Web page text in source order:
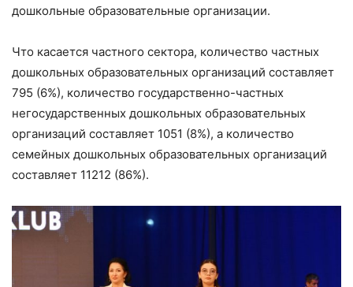
дошкольные образовательные организации.
Что касается частного сектора, количество частных
дошкольных образовательных организаций составляет
795 (6%), количество государственно-частных
негосударственных дошкольных образовательных
организаций составляет 1051 (8%), а количество
семейных дошкольных образовательных организаций
составляет 11212 (86%).